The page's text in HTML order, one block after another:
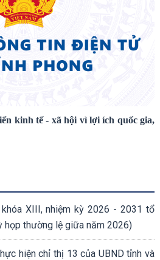
kinh tế - xã hội vì lợi ích quốc gia,
XIII, nhiệm kỳ 2026 - 2031 tổ
họp thường lệ giữa năm 2026)
hiện chỉ thị 13 của UBND tỉnh và